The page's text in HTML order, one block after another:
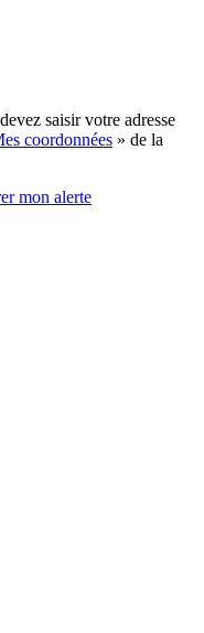
saisir votre adresse
coordonnées » de la
mon alerte